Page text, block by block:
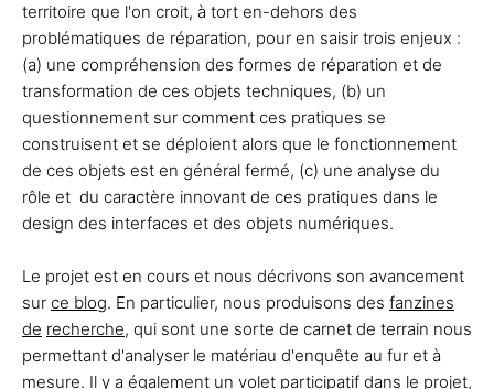
territoire que l'on croit, à tort en-dehors des
problématiques de réparation, pour en saisir trois enjeux :
(a) une compréhension des formes de réparation et de
transformation de ces objets techniques, (b) un
questionnement sur comment ces pratiques se
construisent et se déploient alors que le fonctionnement
de ces objets est en général fermé, (c) une analyse du
rôle et du caractère innovant de ces pratiques dans le
design des interfaces et des objets numériques.
Le projet est en cours et nous décrivons son avancement
sur ce blog. En particulier, nous produisons des fanzines
de recherche, qui sont une sorte de carnet de terrain nous
permettant d'analyser le matériau d'enquête au fur et à
mesure. Il y a également un volet participatif dans le projet,